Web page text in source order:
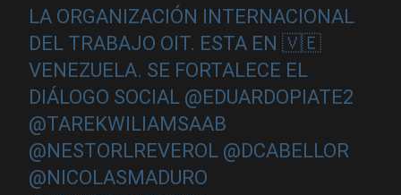
LA ORGANIZACIÓN INTERNACIONAL
DEL TRABAJO OIT. ESTA EN 🇻🇪
VENEZUELA. SE FORTALECE EL
DIÁLOGO SOCIAL @EDUARDOPIATE2
@TAREKWILIAMSAAB
@NESTORLREVEROL @DCABELLOR
@NICOLASMADURO